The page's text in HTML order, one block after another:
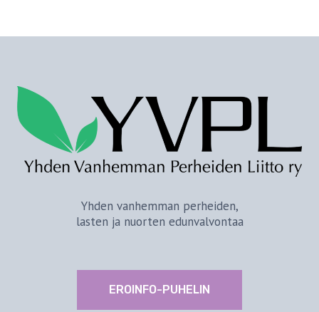
Yhden vanhemman perheiden,
lasten ja nuorten edunvalvontaa
EROINFO-PUHELIN